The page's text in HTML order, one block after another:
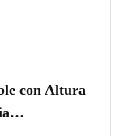
con Altura